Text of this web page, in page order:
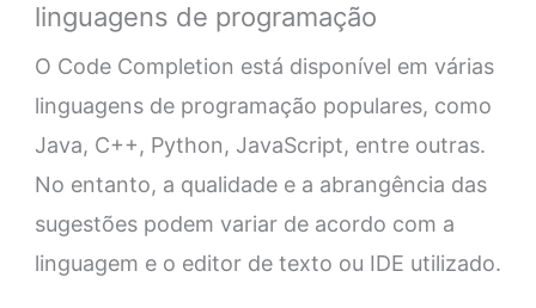
linguagens de programação
O Code Completion está disponível em várias
linguagens de programação populares, como
Java, C++, Python, JavaScript, entre outras.
No entanto, a qualidade e a abrangência das
sugestões podem variar de acordo com a
linguagem e o editor de texto ou IDE utilizado.